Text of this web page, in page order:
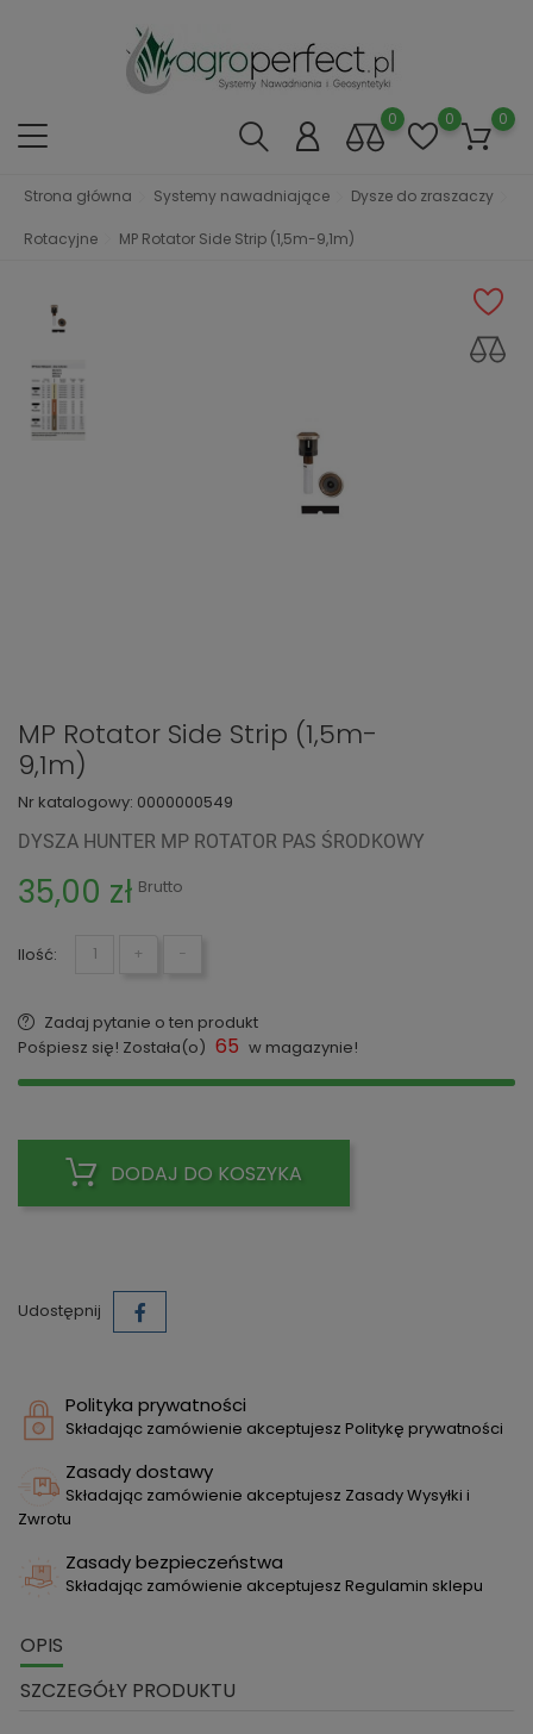
0 0 0
Strona główna Systemy nawadniające Dysze do zraszaczy
Rotacyjne MP Rotator Side Strip (1,5m-9,1m)
MP Rotator Side Strip (1,5m-
9,1m)
Nr katalogowy: 0000000549
DYSZA HUNTER MP ROTATOR PAS ŚRODKOWY
35,00 zł Brutto
Ilość: + −
Zadaj pytanie o ten produkt
Pośpiesz się! Została(o) 65 w magazynie!
DODAJ DO KOSZYKA
Udostępnij
Polityka prywatności
Składając zamówienie akceptujesz Politykę prywatności
Zasady dostawy
Składając zamówienie akceptujesz Zasady Wysyłki i
Zwrotu
Zasady bezpieczeństwa
Składając zamówienie akceptujesz Regulamin sklepu
OPIS
SZCZEGÓŁY PRODUKTU